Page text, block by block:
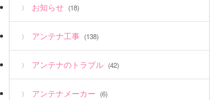
お知らせ (18)
アンテナ工事 (138)
アンテナのトラブル (42)
アンテナメーカー (6)